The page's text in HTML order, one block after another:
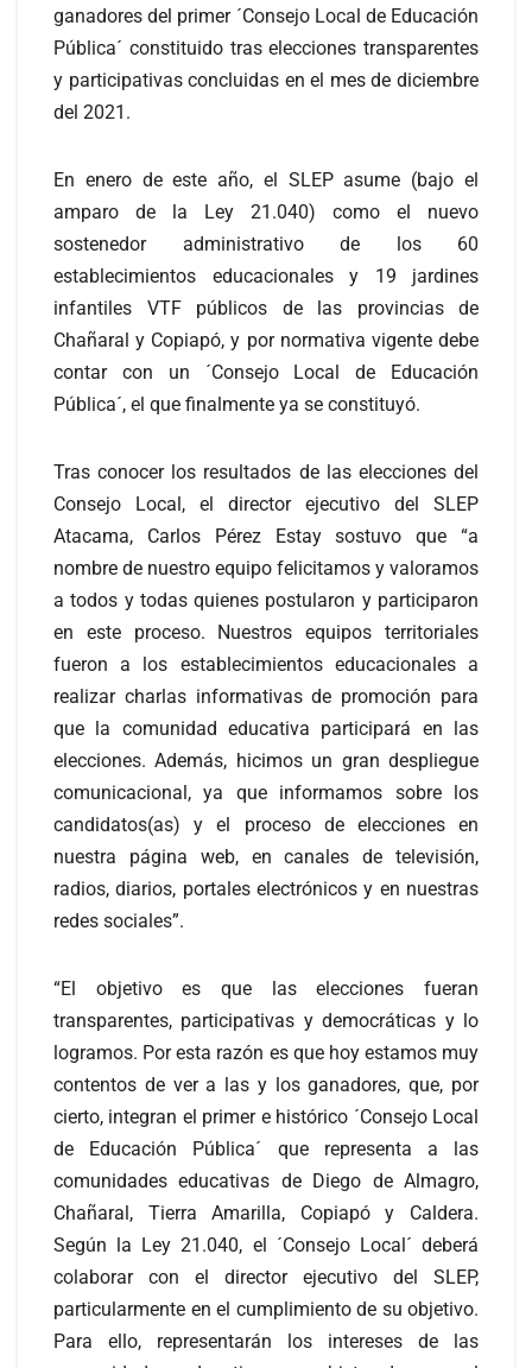
ganadores del primer ´Consejo Local de Educación
Pública´ constituido tras elecciones transparentes
y participativas concluidas en el mes de diciembre
del 2021.
En enero de este año, el SLEP asume (bajo el
amparo de la Ley 21.040) como el nuevo
sostenedor administrativo de los 60
establecimientos educacionales y 19 jardines
infantiles VTF públicos de las provincias de
Chañaral y Copiapó, y por normativa vigente debe
contar con un ´Consejo Local de Educación
Pública´, el que finalmente ya se constituyó.
Tras conocer los resultados de las elecciones del
Consejo Local, el director ejecutivo del SLEP
Atacama, Carlos Pérez Estay sostuvo que “a
nombre de nuestro equipo felicitamos y valoramos
a todos y todas quienes postularon y participaron
en este proceso. Nuestros equipos territoriales
fueron a los establecimientos educacionales a
realizar charlas informativas de promoción para
que la comunidad educativa participará en las
elecciones. Además, hicimos un gran despliegue
comunicacional, ya que informamos sobre los
candidatos(as) y el proceso de elecciones en
nuestra página web, en canales de televisión,
radios, diarios, portales electrónicos y en nuestras
redes sociales”.
“El objetivo es que las elecciones fueran
transparentes, participativas y democráticas y lo
logramos. Por esta razón es que hoy estamos muy
contentos de ver a las y los ganadores, que, por
cierto, integran el primer e histórico ´Consejo Local
de Educación Pública´ que representa a las
comunidades educativas de Diego de Almagro,
Chañaral, Tierra Amarilla, Copiapó y Caldera.
Según la Ley 21.040, el ´Consejo Local´ deberá
colaborar con el director ejecutivo del SLEP,
particularmente en el cumplimiento de su objetivo.
Para ello, representarán los intereses de las